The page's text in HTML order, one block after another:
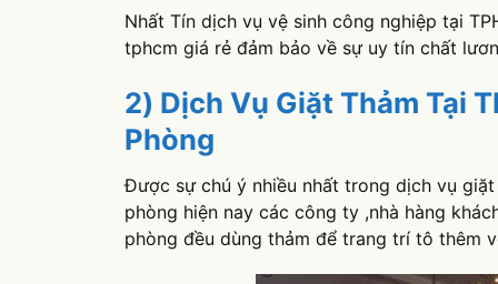
Nhất Tín dịch vụ vệ sinh công nghiệp tại
tphcm giá rẻ đảm bảo về sự uy tín chất
2) Dịch Vụ Giặt Thảm Tại
Phòng
Được sự chú ý nhiều nhất trong dịch vụ
phòng hiện nay các công ty ,nhà hàng
phòng đều dùng thảm để trang trí tô thêm